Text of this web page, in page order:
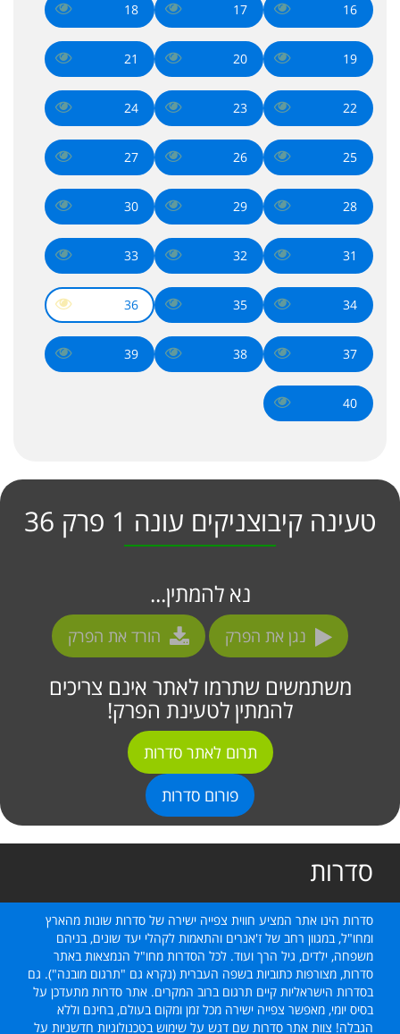
16
17
18
19
20
21
22
23
24
25
26
27
28
29
30
31
32
33
34
35
36
37
38
39
40
טעינה קיבוצניקים עונה 1 פרק 36
נא להמתין...
נגן את הפרק הורד את הפרק
משתמשים שתרמו לאתר אינם צריכים
להמתין לטעינת הפרק!
תרום לאתר סדרות
פורום סדרות
סדרות
סדרות הינו אתר המציע חווית צפייה ישירה של סדרות שונות מהארץ
ומחו"ל, במגוון רחב של ז'אנרים והתאמות לקהלי יעד שונים, בניהם
משפחה, ילדים, גיל הרך ועוד. לכל הסדרות מחו"ל הנמצאות באתר
סדרות, מצורפות כתוביות בשפה העברית (נקרא גם "תרגום מובנה"). גם
בסדרות הישראליות קיים תרגום ברוב המקרים. אתר סדרות מתעדכן על
בסיס יומי, מאפשר צפייה ישירה מכל זמן ומקום בעולם, בחינם וללא
הגבלה! צוות אתר סדרות שם דגש על שימוש בטכנולוגיות חדשניות על